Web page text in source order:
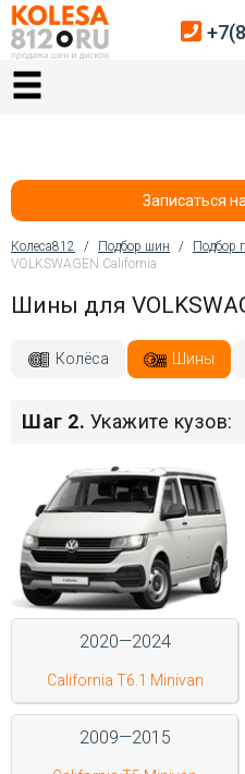
Главная
Автосервис
Хранение шин
Покупателям
Контакты
Войти на сайт
+7(812)317-
17-
Пт:
Записаться
Вы здесь
Колеса812 / Подбор шин / Подбор
VOLKSWAGEN California
Шины для
Колёса Шины
Шаг 2. Укажите кузов:
2020—2024
California T6.1 Minivan
2009—2015